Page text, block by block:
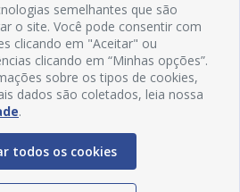
semelhantes que são
o site. Você pode consentir com
clicando em "Aceitar" ou
clicando em “Minhas opções”.
sobre os tipos de cookies,
dados são coletados, leia nossa
.
todos os cookies